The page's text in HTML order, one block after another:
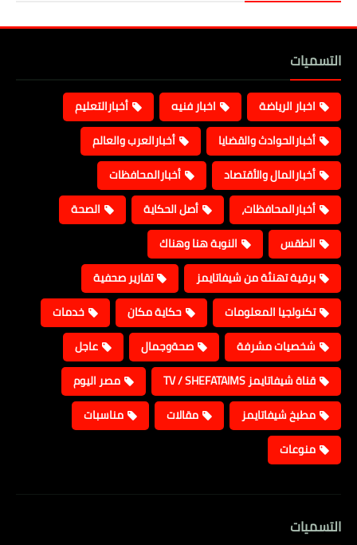
التسميات
اخبار الرياضة اخبار فنيه
أخبارالتعليم
أخبارالحوادث والقضايا
أخبارالعرب والعالم
أخبارالمال والأقتصاد
أخبارالمحافظات
أخبارالمحافظات،
أصل الحكاية
الصحة
الطقس
النوبة هنا وهناك
برقية تهنئة من شيفاتايمز
تقارير صحفية
تكنولجيا المعلومات
حكاية مكان
خدمات
شخصيات مشرفة
صحةوجمال
عاجل
قناة شيفاتايمز TV / SHEFATAIMS
مصر اليوم
مطبخ شيفاتايمز
مقالات
مناسبات
منوعات
التسميات